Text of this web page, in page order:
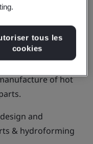
High-
Ltd.
of hot
and
& hydroforming
tous les
cookies